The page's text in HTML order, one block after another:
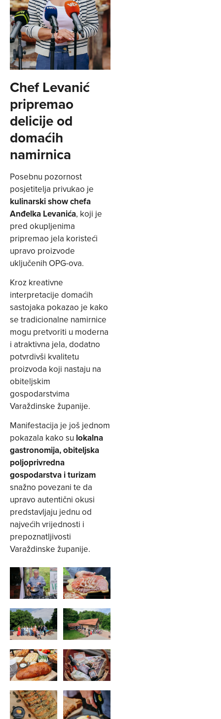
Chef Levanić
pripremao
delicije od
domaćih
namirnica
Posebnu pozornost
posjetitelja privukao je
kulinarski show chefa
Anđelka Levanića, koji je
pred okupljenima
pripremao jela koristeći
upravo proizvode
uključenih OPG-ova.
Kroz kreativne
interpretacije domaćih
sastojaka pokazao je kako
se tradicionalne namirnice
mogu pretvoriti u moderna
i atraktivna jela, dodatno
potvrdivši kvalitetu
proizvoda koji nastaju na
obiteljskim
gospodarstvima
Varaždinske županije.
Manifestacija je još jednom
pokazala kako su lokalna
gastronomija, obiteljska
poljoprivredna
gospodarstva i turizam
snažno povezani te da
upravo autentični okusi
predstavljaju jednu od
najvećih vrijednosti i
prepoznatljivosti
Varaždinske županije.